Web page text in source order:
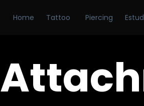
Home Tattoo Piercing